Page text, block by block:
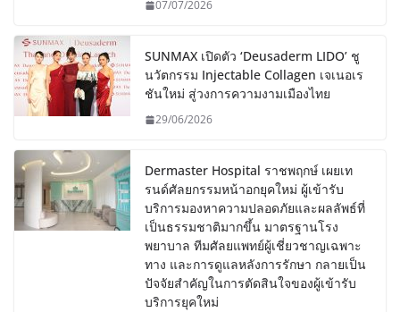
07/07/2026
SUNMAX เปิดตัว ‘Deusaderm LIDO’ ชู
นวัตกรรม Injectable Collagen เจเนอเร
ชันใหม่ สู่วงการความงามเมืองไทย
29/06/2026
Dermaster Hospital ราชพฤกษ์ เผยเท
รนด์ศัลยกรรมหน้าอกยุคใหม่ ผู้เข้ารับ
บริการมองหาความปลอดภัยและผลลัพธ์ที่
เป็นธรรมชาติมากขึ้น มาตรฐานโรง
พยาบาล ทีมศัลยแพทย์ผู้เชี่ยวชาญเฉพาะ
ทาง และการดูแลหลังการรักษา กลายเป็น
ปัจจัยสำคัญในการตัดสินใจของผู้เข้ารับ
บริการยุคใหม่